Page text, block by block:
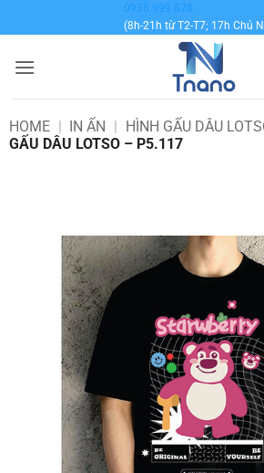
qua
dung
0936 999 878
(8h-21h từ T2-T7; 17h Chủ
HOME | IN ẤN | HÌNH GẤU DÂU
GẤU DÂU LOTSO – P5.117